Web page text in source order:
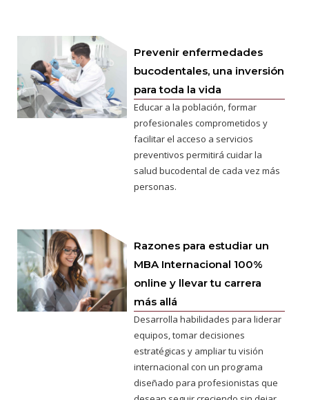
Prevenir enfermedades
bucodentales, una inversión
para toda la vida
Educar a la población, formar
profesionales comprometidos y
facilitar el acceso a servicios
preventivos permitirá cuidar la
salud bucodental de cada vez más
personas.
Razones para estudiar un
MBA Internacional 100%
online y llevar tu carrera
más allá
Desarrolla habilidades para liderar
equipos, tomar decisiones
estratégicas y ampliar tu visión
internacional con un programa
diseñado para profesionistas que